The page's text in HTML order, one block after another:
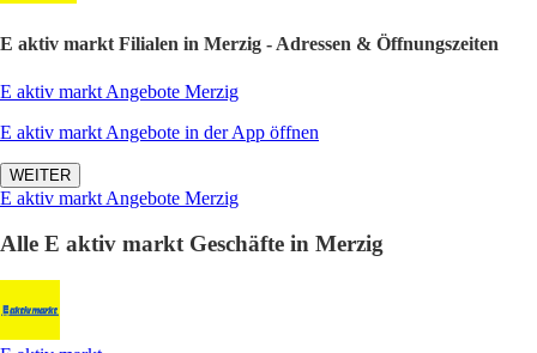
E aktiv markt Filialen in Merzig - Adressen & Öffnungszeiten
E aktiv markt Angebote Merzig
E aktiv markt Angebote in der App öffnen
WEITER
E aktiv markt Angebote Merzig
Alle E aktiv markt Geschäfte in Merzig